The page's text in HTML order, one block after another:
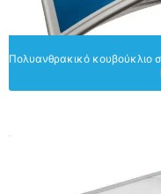
Πολυανθρακικό κουβούκλιο